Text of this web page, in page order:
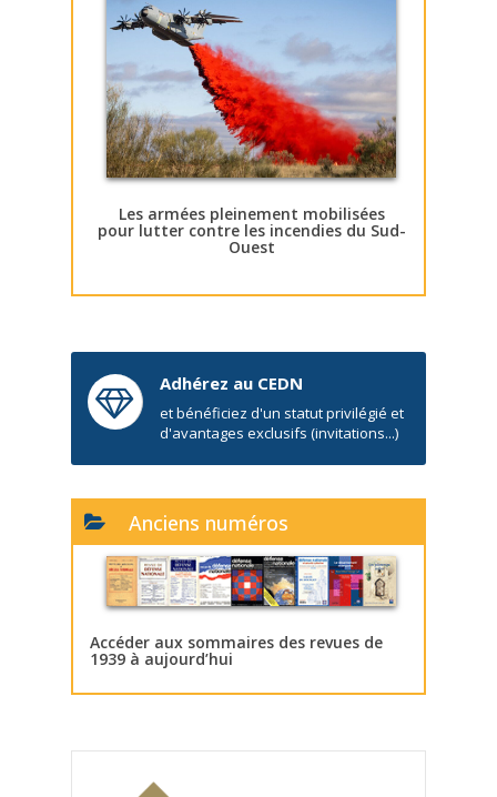
Les armées pleinement mobilisées
pour lutter contre les incendies du Sud-
Ouest
Adhérez au CEDN
et bénéficiez d'un statut privilégié et
d'avantages exclusifs (invitations...)
Anciens numéros
Accéder aux sommaires des revues de
1939 à aujourd’hui